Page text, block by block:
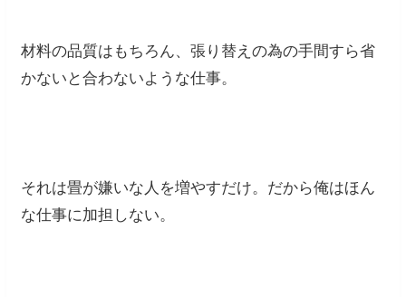
材料の品質はもちろん、張り替えの為の手間すら省
かないと合わないような仕事。
それは畳が嫌いな人を増やすだけ。だから俺はほん
な仕事に加担しない。